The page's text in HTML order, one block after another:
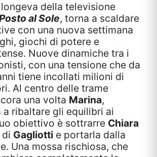
della televisione
al Sole, torna a scaldare
con una nuova settimana
giochi di potere e
Nuove dinamiche tra i
con una tensione che da
tiene incollati milioni di
Al centro delle trame
una volta Marina,
a ribaltare gli equilibri ai
obiettivo è sottrarre Chiara
di Gagliotti e portarla dalla
Una mossa rischiosa, che